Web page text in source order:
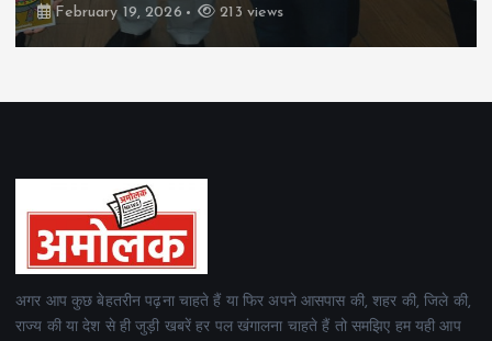
February 19, 2026 164 views
अगर आप कुछ बेहतरीन पढ़ना चाहते हैं या फिर अपने आसपास की, शहर की, जिले की,
राज्य की या देश से ही जुड़ी खबरें हर पल खंगालना चाहते हैं तो समझिए हम यही आप